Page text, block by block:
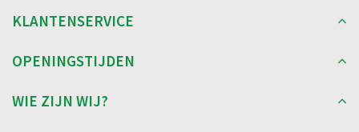
KLANTENSERVICE
OPENINGSTIJDEN
WIE ZIJN WIJ?